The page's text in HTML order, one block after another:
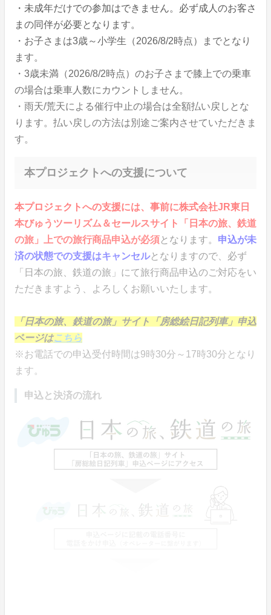
・未成年だけでの参加はできません。必ず成人のお客さ
まの同伴が必要となります。
・お子さまは3歳～小学生（2026/8/2時点）までとなり
ます。
・3歳未満（2026/8/2時点）のお子さまで膝上での乗車
の場合は乗車人数にカウントしません。
・雨天/荒天による催行中止の場合は全額払い戻しとな
ります。払い戻しの方法は別途ご案内させていただきま
す。
本プロジェクトへの支援について
本プロジェクトへの支援には、事前に株式会社JR東日
本びゅうツーリズム＆セールスサイト「日本の旅、鉄道
の旅」上での旅行商品申込が必須となります。 申込が未
済の状態での支援はキャンセルとなりますので、必ず
「日本の旅、鉄道の旅」にて旅行商品申込のご対応をい
ただきますよう、よろしくお願いいたします。
「日本の旅、鉄道の旅」サイト「房総絵日記列車」申込
ページはこちら
※お電話での申込受付時間は9時30分～17時30分となり
ます。
申込と決済の流れ